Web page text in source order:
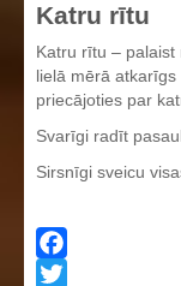
Katru rītu
Katru rītu –
lielā mērā
priecājoties par
Svarīgi radīt
Sirsnīgi sveicu
Facebook